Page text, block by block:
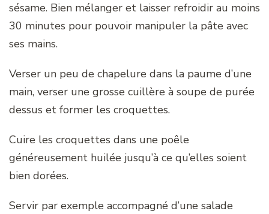
sésame. Bien mélanger et laisser refroidir au moins
30 minutes pour pouvoir manipuler la pâte avec
ses mains.
Verser un peu de chapelure dans la paume d’une
main, verser une grosse cuillère à soupe de purée
dessus et former les croquettes.
Cuire les croquettes dans une poêle
généreusement huilée jusqu’à ce qu’elles soient
bien dorées.
Servir par exemple accompagné d’une salade